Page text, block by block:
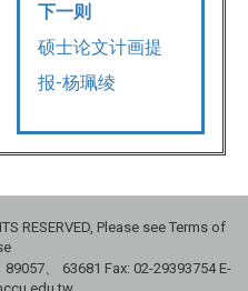
下一则
硕士论文计画提
报-杨珮绫
RESERVED, Please see Terms of
、
63681 Fax: 02-29393754 E-